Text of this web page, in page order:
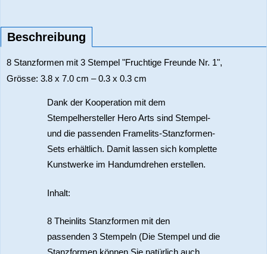
Beschreibung
8 Stanzformen mit 3 Stempel "Fruchtige Freunde Nr. 1",
Grösse: 3.8 x 7.0 cm – 0.3 x 0.3 cm
Dank der Kooperation mit dem
Stempelhersteller Hero Arts sind Stempel-
und die passenden Framelits-Stanzformen-
Sets erhältlich. Damit lassen sich komplette
Kunstwerke im Handumdrehen erstellen.
Inhalt:
8 Theinlits Stanzformen mit den
passenden 3 Stempeln (Die Stempel und die
Stanzformen können Sie natürlich auch